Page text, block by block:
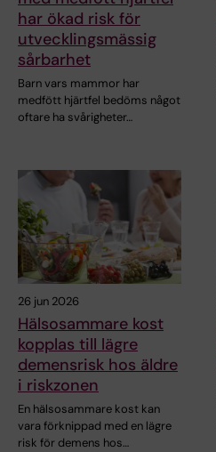
har ökad risk för
utvecklingsmässig
sårbarhet
Barn vars mammor har
medfött hjärtfel bedöms något
oftare ha svårigheter…
26 jun 2026
Hälsosammare kost
kopplas till lägre
demensrisk hos äldre
i riskzonen
En hälsosammare kost kan
vara förknippad med en lägre
risk för demens hos…